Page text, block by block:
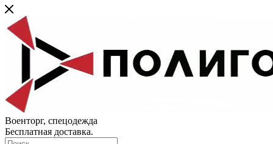
Военторг, спецодежда
Бесплатная доставка.